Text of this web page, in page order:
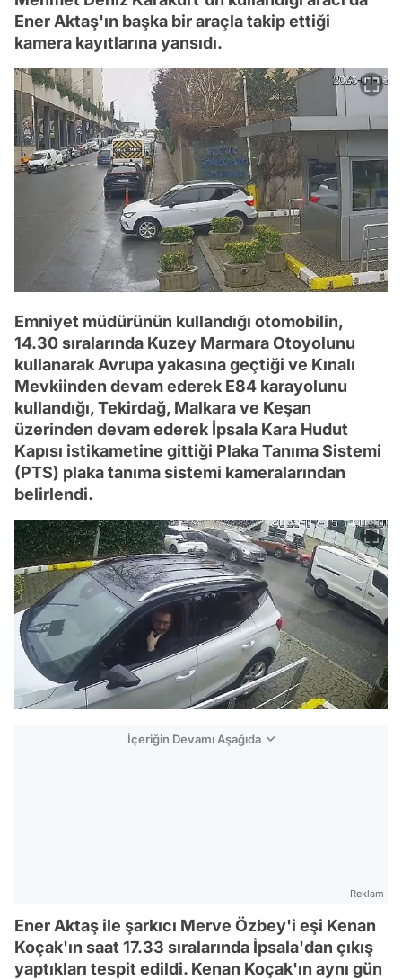
Ener Aktaş'ın başka bir araçla takip ettiği
kamera kayıtlarına yansıdı.
Emniyet müdürünün kullandığı otomobilin,
14.30 sıralarında Kuzey Marmara Otoyolunu
kullanarak Avrupa yakasına geçtiği ve Kınalı
Mevkiinden devam ederek E84 karayolunu
kullandığı, Tekirdağ, Malkara ve Keşan
üzerinden devam ederek İpsala Kara Hudut
Kapısı istikametine gittiği Plaka Tanıma Sistemi
(PTS) plaka tanıma sistemi kameralarından
belirlendi.
İçeriğin Devamı Aşağıda
Reklam
Ener Aktaş ile şarkıcı Merve Özbey'i eşi Kenan
Koçak'ın saat 17.33 sıralarında İpsala'dan çıkış
yaptıkları tespit edildi. Kenan Koçak'ın aynı gün